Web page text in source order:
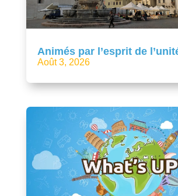
Animés par l’esprit de
Août 3, 2026